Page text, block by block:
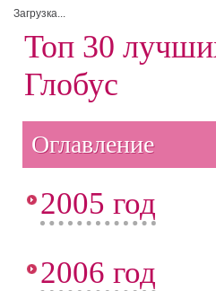
Загрузка...
Топ 30
Глобус
Оглавление
2005 год
2006 год